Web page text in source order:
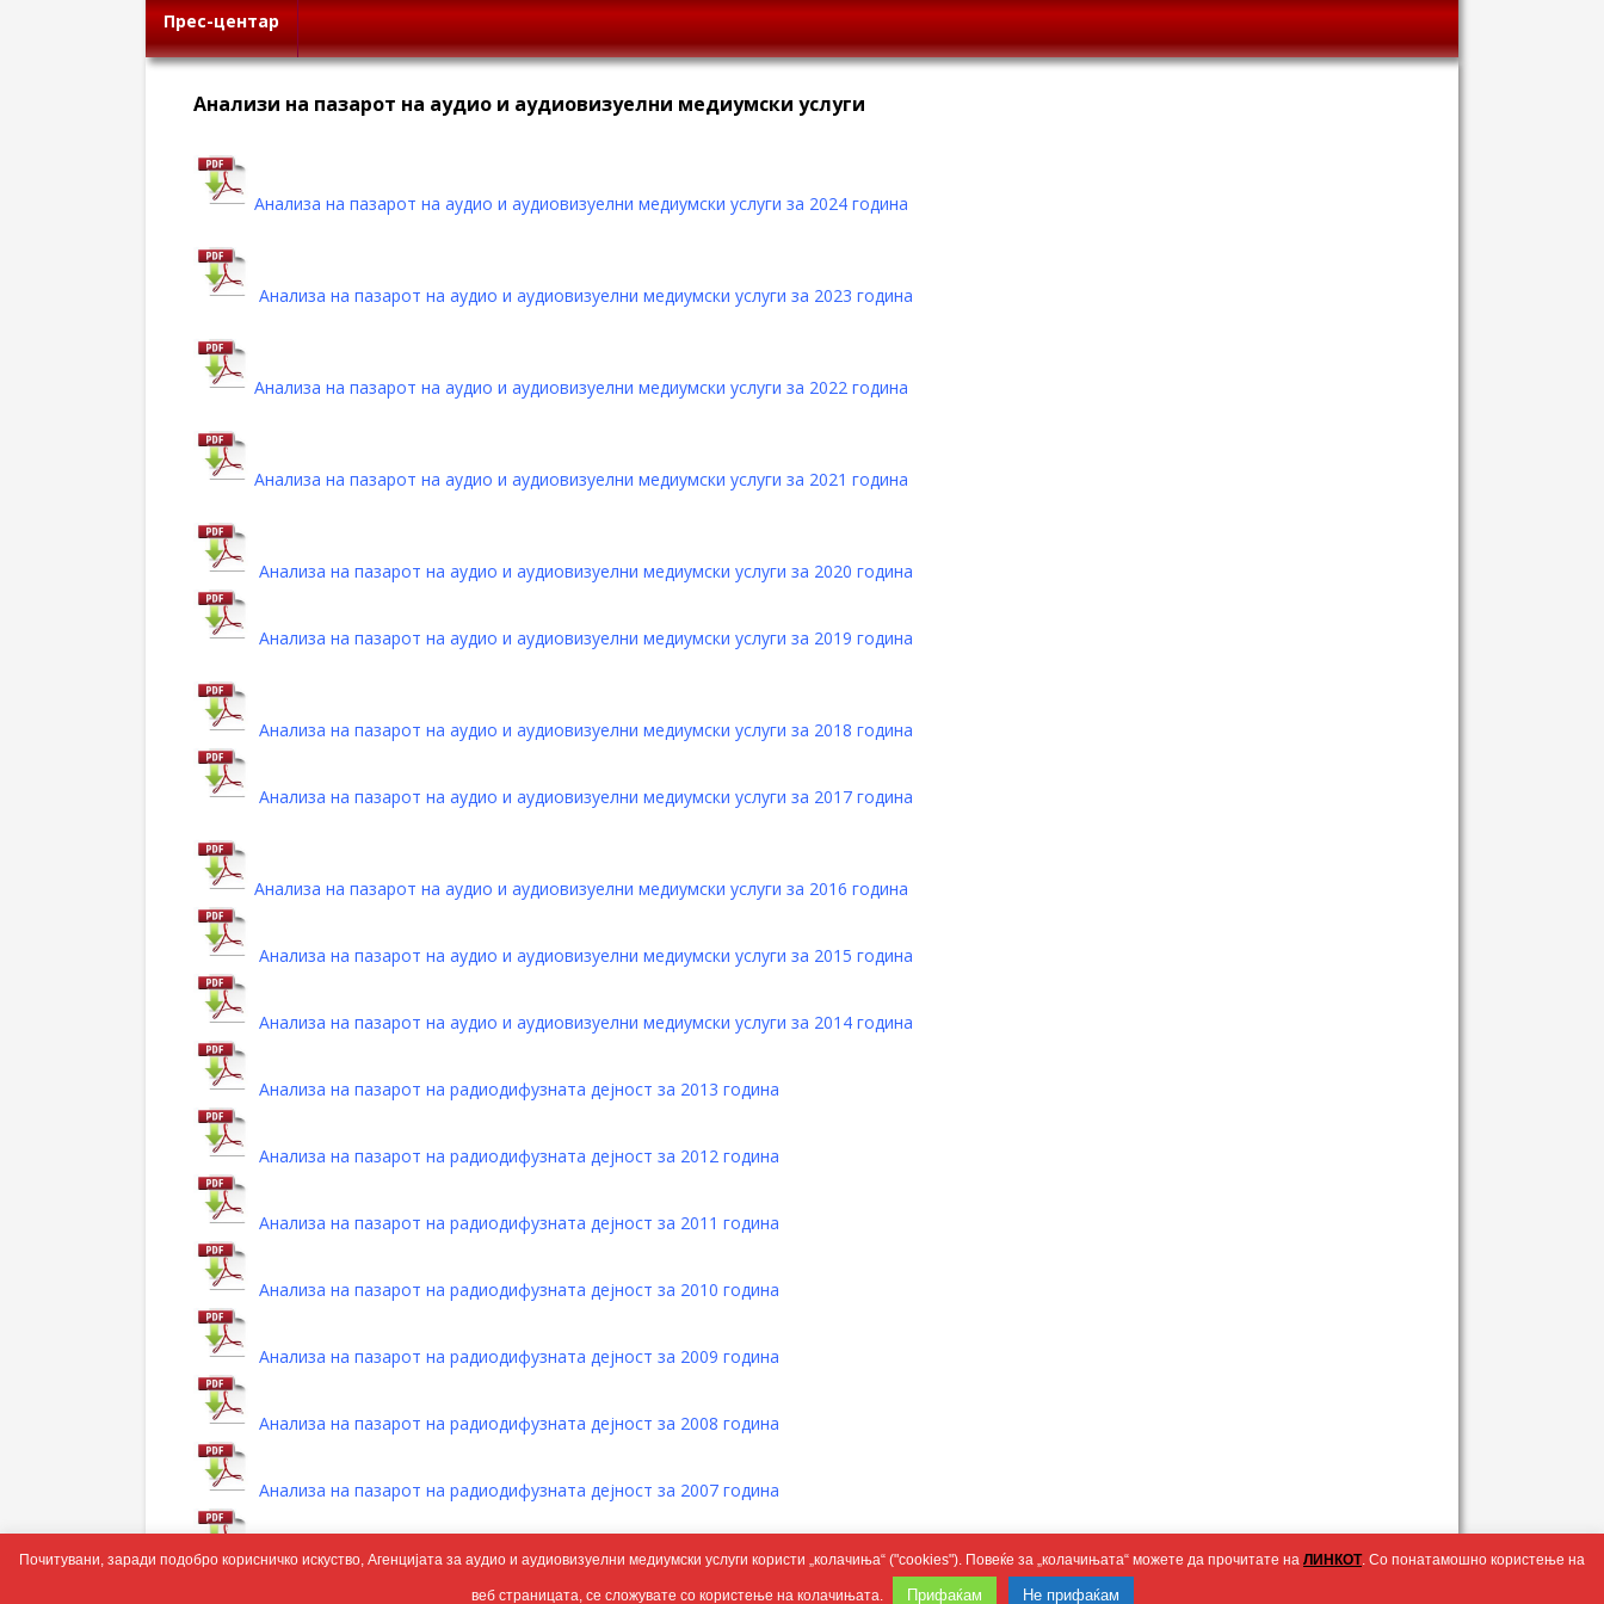
Прес-центар
Анализи на пазарот на аудио и аудиовизуелни медиумски услуги
Анализа на пазарот на аудио и аудиовизуелни медиумски услуги за 2024 година
Анализа на пазарот на аудио и аудиовизуелни медиумски услуги за 2023 година
Анализа на пазарот на аудио и аудиовизуелни медиумски услуги за 2022 година
Анализа на пазарот на аудио и аудиовизуелни медиумски услуги за 2021 година
Анализа на пазарот на аудио и аудиовизуелни медиумски услуги за 2020 година
Анализа на пазарот на аудио и аудиовизуелни медиумски услуги за 2019 година
Анализа на пазарот на аудио и аудиовизуелни медиумски услуги за 2018 година
Анализа на пазарот на аудио и аудиовизуелни медиумски услуги за 2017 година
Анализа на пазарот на аудио и аудиовизуелни медиумски услуги за 2016 година
Анализа на пазарот на аудио и аудиовизуелни медиумски услуги за 2015 година
Анализа на пазарот на аудио и аудиовизуелни медиумски услуги за 2014 година
Анализа на пазарот на радиодифузната дејност за 2013 година
Aнализа на пазарот на радиодифузната дејност за 2012 година
Анализа на пазарот на радиодифузната дејност за 2011 година
Анализа на пазарот на радиодифузната дејност за 2010 година
Анализа на пазарот на радиодифузната дејност за 2009 година
Анализа на пазарот на радиодифузната дејност за 2008 година
Анализа на пазарот на радиодифузната дејност за 2007 година
Анализа на пазарот на радиодифузната дејност за 2006, 2005 и 2004 година
Почитувани, заради подобро корисничко искуство, Агенцијата за аудио и аудиовизуелни медиумски услуги користи „колачиња“ ("cookies"). Повеќе за „колачињата“ можете да прочитате на ЛИНКОТ. Со понатамошно користење на
веб страницата, се сложувате со користење на колачињата. Прифаќам Не прифаќам